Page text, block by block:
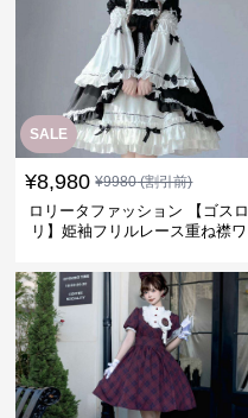
SALE
¥8,980 ¥9980(割引前)
ロリータファッション 【ゴスロ
リ】姫袖フリルレース重ね襟ワ